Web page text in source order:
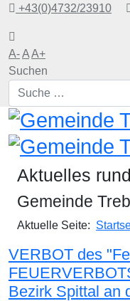
+43(0)4732/23910
A-AA+
Suchen
Aktuelles
Gemeinde
Aktuelle Seite:
VERBOT des
Bezirk Spittal an